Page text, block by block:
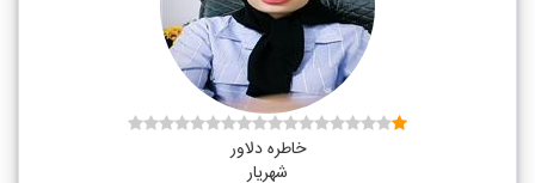
خاطره دلاور
شهریار